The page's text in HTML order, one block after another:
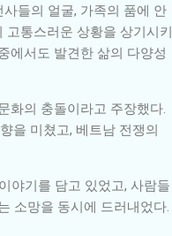
들의 얼굴, 가족의 품에 안
통스러운 상황을 상기시키
에서도 발견한 삶의 다양성
화의 충돌이라고 주장했다.
을 미쳤고, 베트남 전쟁의
야기를 담고 있었고, 사람들
소망을 동시에 드러내었다.